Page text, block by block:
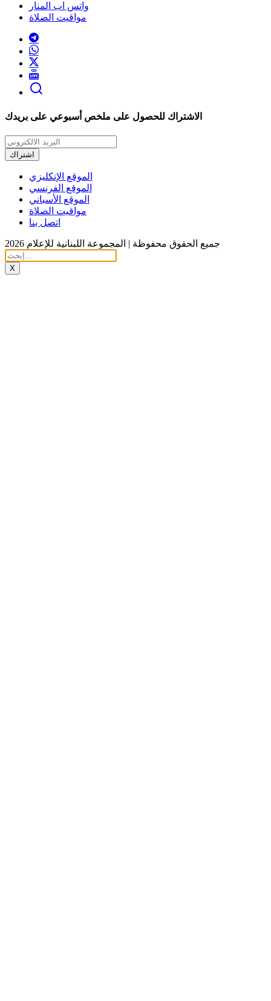
واتس اب المنار
مواقيت الصلاة
الاشتراك للحصول على ملخص أسبوعي على بريدك
اشتراك
الموقع الإنكليزي
الموقع الفرنسي
الموقع الأسباني
مواقيت الصلاة
اتصل بنا
جميع الحقوق محفوظة | المجموعة اللبنانية للإعلام 2026
X